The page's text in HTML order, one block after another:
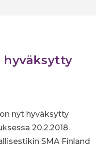
nyt hyväksytty
20.2.2018.
SMA Finland